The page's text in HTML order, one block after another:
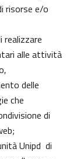
risorse e/o
alle attività
delle
che
di
Unipd di